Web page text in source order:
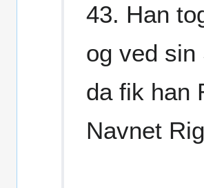
43. Han
og ved sin
da fik han
Navnet